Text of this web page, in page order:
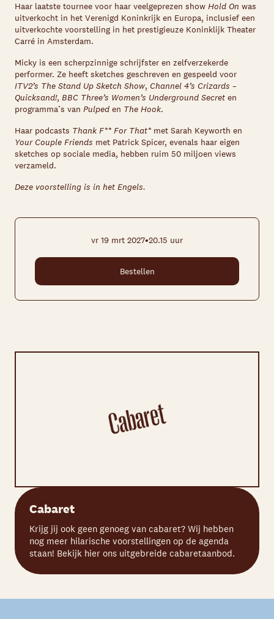
Haar laatste tournee voor haar veelgeprezen show Hold On was
uitverkocht in het Verenigd Koninkrijk en Europa, inclusief een
uitverkochte voorstelling in het prestigieuze Koninklijk Theater
Carré in Amsterdam.
Micky is een scherpzinnige schrijfster en zelfverzekerde
performer. Ze heeft sketches geschreven en gespeeld voor
ITV2’s The Stand Up Sketch Show, Channel 4’s Crizards –
Quicksand!, BBC Three’s Women’s Underground Secret en
programma’s van Pulped en The Hook.
Haar podcasts Thank F** For That*met Sarah Keyworth en
Your Couple Friends met Patrick Spicer, evenals haar eigen
sketches op sociale media, hebben ruim 50 miljoen views
verzameld.
Deze voorstelling is in het Engels.
vr 19 mrt 2027•20.15 uur
Bestellen
Cabaret
Krijg jij ook geen genoeg van cabaret? Wij hebben
nog meer hilarische voorstellingen op de agenda
staan! Bekijk hier ons uitgebreide cabaretaanbod.